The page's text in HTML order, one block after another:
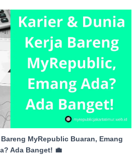
MyRepublic Buaran, Emang
Ada Banget! 💼